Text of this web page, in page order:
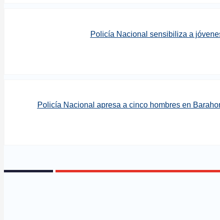
Policía Nacional sensibiliza a
Policía Nacional apresa a cinco hombres en